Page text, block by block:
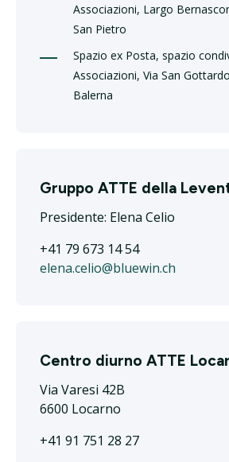
Associazioni, Largo
San Pietro
Spazio ex Posta, spazio
Associazioni, Via San
Balerna
Gruppo ATTE della
Presidente: Elena Celio
+41 79 673 14 54
elena.celio@bluewin.ch
Centro diurno ATTE
Via Varesi 42B
6600 Locarno
+41 91 751 28 27